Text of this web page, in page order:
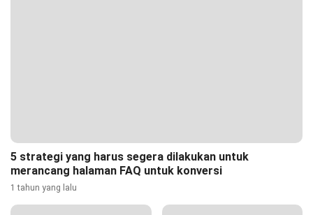
5 strategi yang harus segera dilakukan untuk
merancang halaman FAQ untuk konversi
1 tahun yang lalu